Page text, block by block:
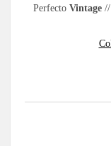
Perfecto Vintage //